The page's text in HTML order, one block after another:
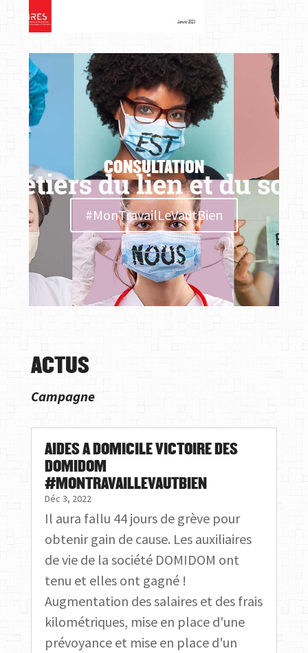
CONSULTATION
#MonTravailLeVautBien
ACTUS
Campagne
AIDES A DOMICILE VICTOIRE DES
DOMIDOM
#MONTRAVAILLEVAUTBIEN
Déc 3, 2022
Il aura fallu 44 jours de grève pour
obtenir gain de cause. Les auxiliaires
de vie de la société DOMIDOM ont
tenu et elles ont gagné !
Augmentation des salaires et des frais
kilométriques, mise en place d'une
prévoyance et mise en place d'un